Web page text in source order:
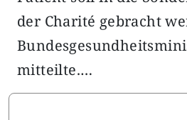
der Charité gebracht
mitteilte.…